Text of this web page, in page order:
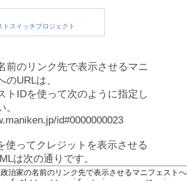
前のリンク先で表示させるマニ
のURLは、
トIDを使って次のように指定し
。
id#0000000023
使ってクレジットを表示させる
は次の通りです。